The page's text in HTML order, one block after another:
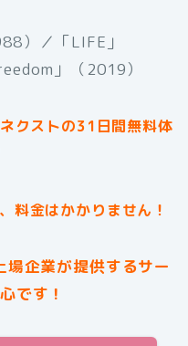
）／「LIFE」
」（2019）
クストの31日間無料体
料金はかかりません！
企業が提供するサー
です！